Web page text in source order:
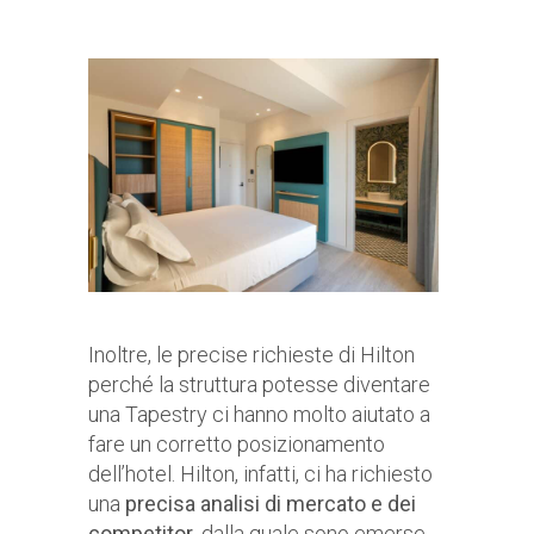
Inoltre, le precise richieste di Hilton
perché la struttura potesse diventare
una Tapestry ci hanno molto aiutato a
fare un corretto posizionamento
dell’hotel. Hilton, infatti, ci ha richiesto
una precisa analisi di mercato e dei